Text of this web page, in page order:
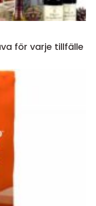
för varje tillfälle